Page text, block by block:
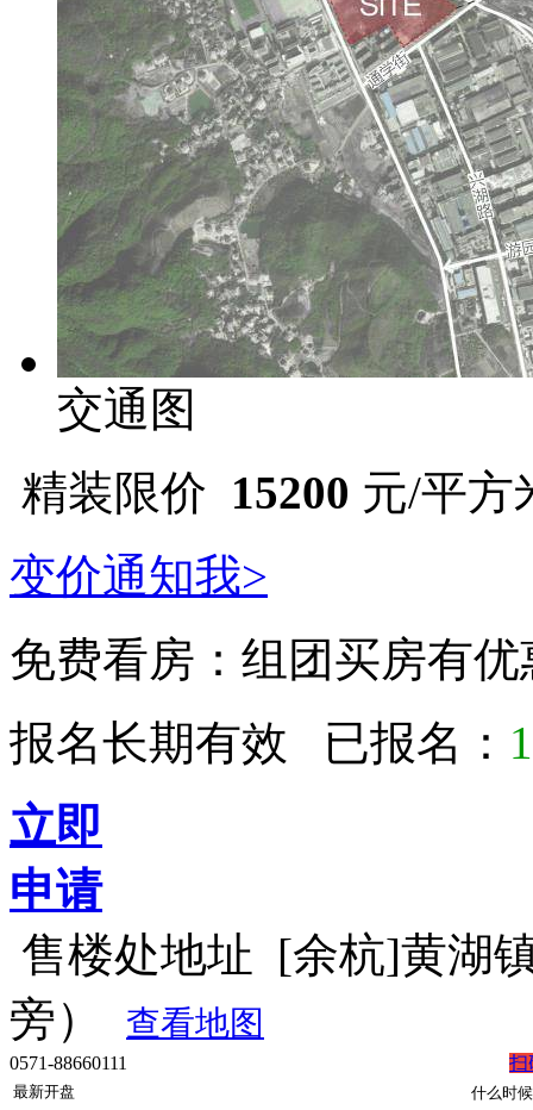
交通图
精装限价 15200 元/平方
变价通知我>
免费看房： 组团买房有
报名长期有效 已报名：
立即
申请
售楼处地址 [余杭]黄湖
旁）
查看地图
0571-88660111 扫
最新开盘
什么时